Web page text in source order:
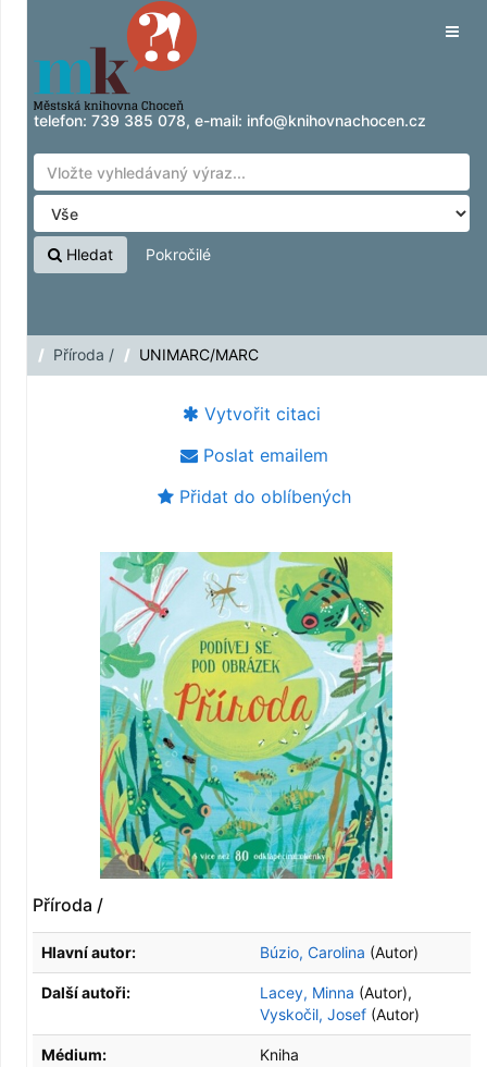
Přeskočit na obsah
telefon: 739 385 078, e-mail: info@knihovnachocen.cz
Hledat Pokročilé
Příroda / UNIMARC/MARC
Vytvořit citaci
Poslat emailem
Přidat do oblíbených
Příroda /
Hlavní autor: Búzio, Carolina (Autor)
Další autoři: Lacey, Minna (Autor),
Vyskočil, Josef (Autor)
Médium: Kniha